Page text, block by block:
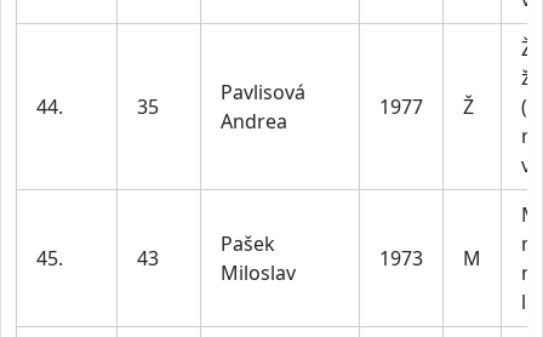
44. 35
Pavlisová
Andrea
1977 Ž
45. 43
Pašek
Miloslav
1973 M
let